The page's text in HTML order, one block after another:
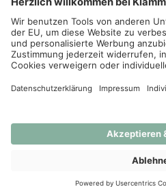
+43 316
(c) 2026 - J.K. Klammerth,
AGB